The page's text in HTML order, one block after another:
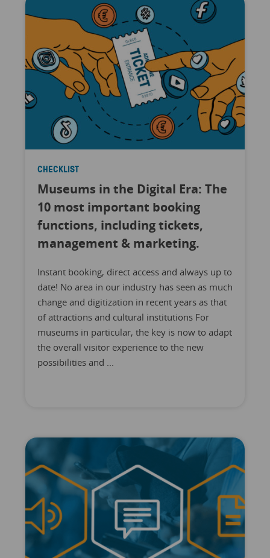
CHECKLIST
Museums in the Digital Era: The
10 most important booking
functions, including tickets,
management & marketing.
Instant booking, direct access and always up to
date! No area in our industry has seen as much
change and digitization in recent years as that
of attractions and cultural institutions For
museums in particular, the key is now to adapt
the overall visitor experience to the new
possibilities and ...